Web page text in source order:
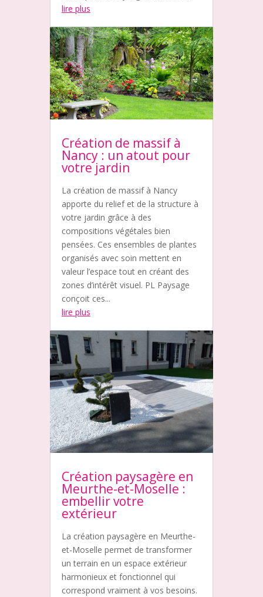
lire plus
Création de massif à
Nancy : un atout pour
votre jardin
La création de massif à Nancy
apporte du relief et de la structure à
votre jardin grâce à des
compositions végétales bien
pensées. Ces ensembles de plantes
organisés avec soin mettent en
valeur l’espace tout en créant des
zones d’intérêt visuel. PL Paysage
conçoit ces...
lire plus
Création paysagère en
Meurthe-et-Moselle :
embellir votre
extérieur
La création paysagère en Meurthe-
et-Moselle permet de transformer
un terrain en un espace extérieur
harmonieux et fonctionnel qui
correspond vraiment à vos besoins.